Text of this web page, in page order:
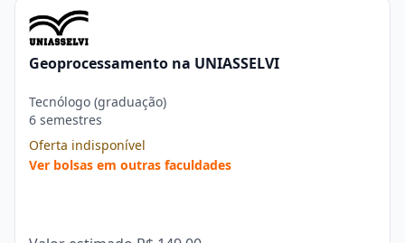
Geoprocessamento na UNIASSELVI
Tecnólogo (graduação)
6 semestres
Oferta indisponível
Ver bolsas em outras faculdades